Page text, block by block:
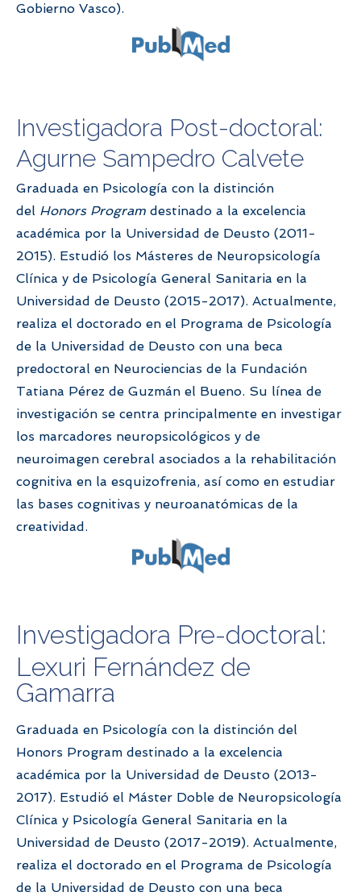
Gobierno Vasco).
Investigadora Post-doctoral:
Agurne Sampedro Calvete
Graduada en Psicología con la distinción
del Honors Program destinado a la excelencia
académica por la Universidad de Deusto (2011-
2015). Estudió los Másteres de Neuropsicología
Clínica y de Psicología General Sanitaria en la
Universidad de Deusto (2015-2017). Actualmente,
realiza el doctorado en el Programa de Psicología
de la Universidad de Deusto con una beca
predoctoral en Neurociencias de la Fundación
Tatiana Pérez de Guzmán el Bueno. Su línea de
investigación se centra principalmente en investigar
los marcadores neuropsicológicos y de
neuroimagen cerebral asociados a la rehabilitación
cognitiva en la esquizofrenia, así como en estudiar
las bases cognitivas y neuroanatómicas de la
creatividad.
Investigadora Pre-doctoral:
Lexuri Fernández de
Gamarra
Graduada en Psicología con la distinción del
Honors Program destinado a la excelencia
académica por la Universidad de Deusto (2013-
2017). Estudió el Máster Doble de Neuropsicología
Clínica y Psicología General Sanitaria en la
Universidad de Deusto (2017-2019). Actualmente,
realiza el doctorado en el Programa de Psicología
de la Universidad de Deusto con una beca